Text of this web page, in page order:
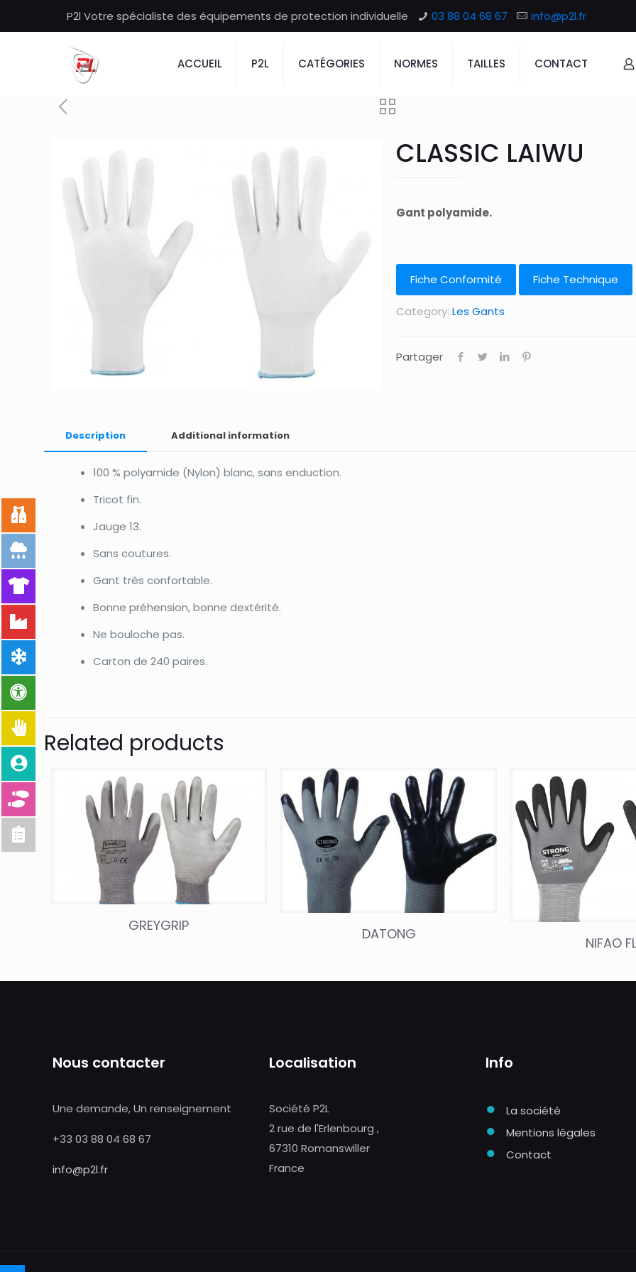
P2l Votre spécialiste des équipements de protection individuelle 03 88 04 68 67 info@p2l.fr
ACCUEIL P2L CATÉGORIES NORMES TAILLES CONTACT
CLASSIC LAIWU
Gant polyamide.
Fiche Conformité Fiche Technique
Category: Les Gants
Partager
Description Additional information
100 % polyamide (Nylon) blanc, sans enduction.
Tricot fin.
Jauge 13.
Sans coutures.
Gant très confortable.
Bonne préhension, bonne dextérité.
Ne bouloche pas.
Carton de 240 paires.
Related products
GREYGRIP DATONG
NIFAO
Nous contacter
Une demande, Un renseignement
+33 03 88 04 68 67
info@p2l.fr
Localisation
Société P2L
2 rue de l'Erlenbourg ,
67310 Romanswiller
France
Info
● La société
● Mentions légales
● Contact